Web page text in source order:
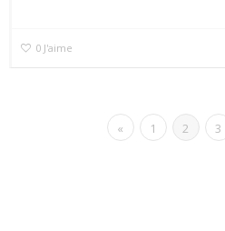
0 J'aime
« 1 2 3